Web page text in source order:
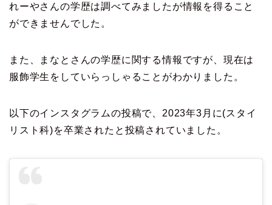
れーやさんの学歴は調べてみましたが情報を得ること
ができませんでした。
また、まなとさんの学歴に関する情報ですが、現在は
服飾学生をしていらっしゃることがわかりました。
以下のインスタグラムの投稿で、2023年3月に(スタイ
リスト科)を卒業されたと投稿されていました。